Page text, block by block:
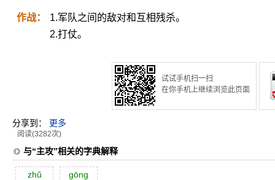
作战：
1.军队之间的敌对和互相残杀。
2.打仗。
试试手机扫一扫
在你手机上继续浏览此页面
分享到： 更多
阅读(3282次)
与“主攻”相关的字典解释
zhŭ gōng